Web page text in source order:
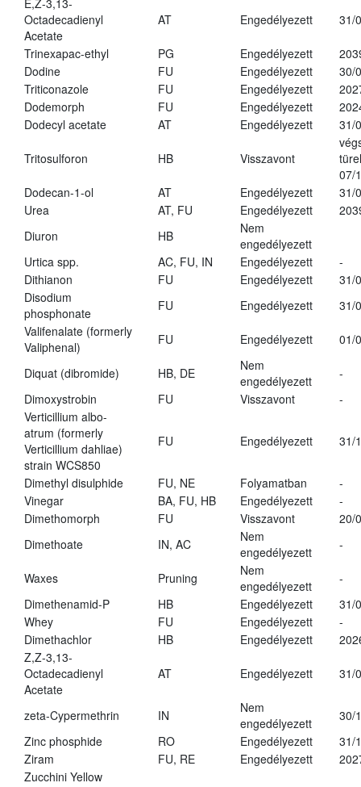
E,Z-3,13-
Octadecadienyl
Acetate
AT Engedélyezett 31/
Trinexapac-ethyl PG Engedélyezett
Dodine
FU Engedélyezett
30/
Triticonazole
FU Engedélyezett
Dodemorph
FU Engedélyezett
Dodecyl acetate
AT Engedélyezett 31/
Tritosulforon HB Visszavont
07/
Dodecan-1-ol
AT Engedélyezett
31/
Urea
AT, FU Engedélyezett
Diuron
HB
Nem
engedélyezett
Urtica spp.
AC, FU, IN Engedélyezett
-
Dithianon
FU Engedélyezett
31/
Disodium
phosphonate
FU Engedélyezett
31/
Valifenalate (formerly
Valiphenal)
FU Engedélyezett 01/
Diquat (dibromide) HB, DE
Nem
engedélyezett
-
Dimoxystrobin
FU Visszavont
-
Verticillium albo-
atrum (formerly
Verticillium dahliae)
strain WCS850
FU Engedélyezett 31/
Dimethyl disulphide FU, NE Folyamatban
-
Vinegar
BA, FU, HB Engedélyezett
-
Dimethomorph
FU Visszavont
20/
Dimethoate
IN, AC
Nem
engedélyezett
-
Waxes Pruning
Nem
engedélyezett
-
Dimethenamid-P
HB Engedélyezett
31/
Whey
FU Engedélyezett
-
Dimethachlor
HB Engedélyezett
Z,Z-3,13-
Octadecadienyl
Acetate
AT Engedélyezett 31/
zeta-Cypermethrin IN
Nem
engedélyezett
30/
Zinc phosphide
RO Engedélyezett
31/
Ziram
FU, RE Engedélyezett
Zucchini Yellow